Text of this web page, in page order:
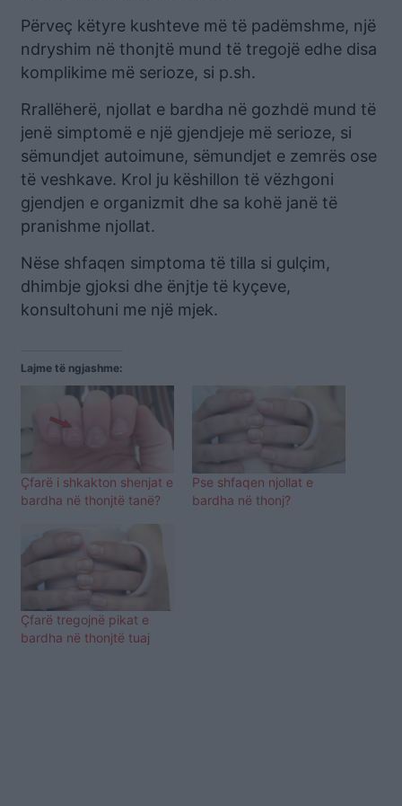
Përveç këtyre kushteve më të padëmshme, një
ndryshim në thonjtë mund të tregojë edhe disa
komplikime më serioze, si p.sh.
Rrallëherë, njollat ​​e bardha në gozhdë mund të
jenë simptomë e një gjendjeje më serioze, si
sëmundjet autoimune, sëmundjet e zemrës ose
të veshkave. Krol ju këshillon të vëzhgoni
gjendjen e organizmit dhe sa kohë janë të
pranishme njollat.
Nëse shfaqen simptoma të tilla si gulçim,
dhimbje gjoksi dhe ënjtje të kyçeve,
konsultohuni me një mjek.
Lajme të ngjashme:
Çfarë i shkakton shenjat e
bardha në thonjtë tanë?
Pse shfaqen njollat e
bardha në thonj?
Çfarë tregojnë pikat e
bardha në thonjtë tuaj